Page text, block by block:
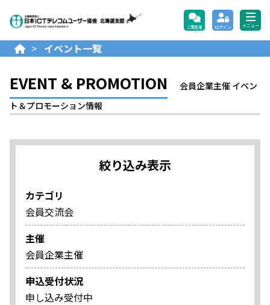
公益財団法人日本ICTテレ
ご意見等 ログイン メニュー
> イベント一覧
EVENT & PROMOTION
会員企業主催 イベン
ト＆プロモーション情報
絞り込み表示
カテゴリ
会員交流会
主催
会員企業主催
申込受付状況
申し込み受付中